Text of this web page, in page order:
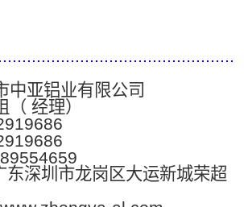
中亚铝业有限公司
（ 经理）
东深圳市龙岗区大运新城荣超